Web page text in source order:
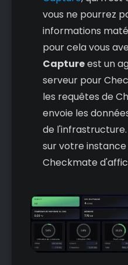
vous ne pourrez
informations
pour cela vous
Captureest un
serveur pour
les requêtes de
envoie les
de
sur votre
Checkmate